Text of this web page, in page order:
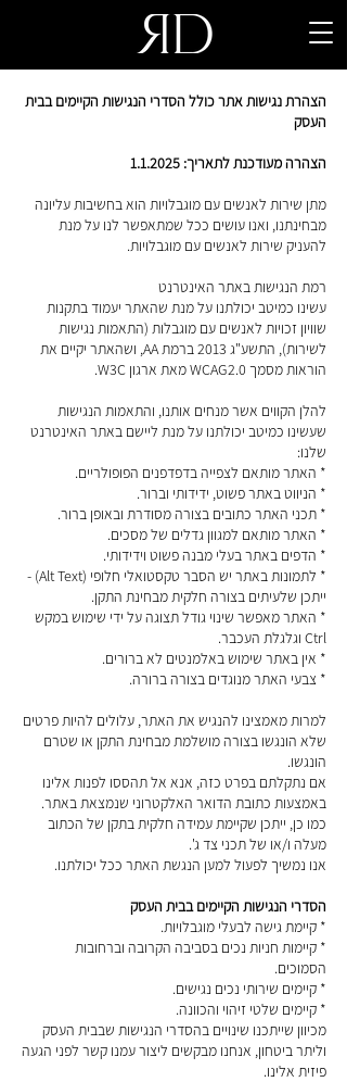
הצהרת נגישות אתר כולל הסדרי הנגישות הקיימים בבית
העסק
הצהרה מעודכנת לתאריך: 1.1.2025
מתן שירות לאנשים עם מוגבלויות הוא בחשיבות עליונה
מבחינתנו, ואנו עושים ככל שמתאפשר לנו על מנת
להעניק שירות לאנשים עם מוגבלויות.
רמת הנגישות באתר האינטרנט
עשינו כמיטב יכולתנו על מנת שהאתר יעמוד בתקנות
שוויון זכויות לאנשים עם מוגבלות (התאמות נגישות
לשירות), התשע"ג 2013 ברמת AA, ושהאתר יקיים את
הוראות מסמך WCAG2.0 מאת ארגון W3C.
​להלן הקווים אשר מנחים אותנו, והתאמות הנגישות
שעשינו כמיטב יכולתנו על מנת ליישם באתר האינטרנט
שלנו:
* האתר מותאם לצפייה בדפדפנים הפופולריים.
* הניווט באתר פשוט, ידידותי וברור.
* תכני האתר כתובים בצורה מסודרת ובאופן ברור.
* האתר מותאם למגוון גדלים של מסכים.
* הדפים באתר בעלי מבנה פשוט וידידותי.
* לתמונות באתר יש הסבר טקסטואלי חלופי (Alt Text) -
ייתכן שלעיתים בצורה חלקית מבחינת התקן.
* האתר מאפשר שינוי גודל תצוגה על ידי שימוש במקש
Ctrl וגלגלת העכבר.
* אין באתר שימוש באלמנטים לא ברורים.
* צבעי האתר מנוגדים בצורה ברורה.
למרות מאמצינו להנגיש את האתר, עלולים להיות פרטים
שלא הונגשו בצורה מושלמת מבחינת התקן או שטרם
הונגשו.
אם נתקלתם בפרט כזה, אנא אל תהססו לפנות אלינו
באמצעות כתובת הדואר האלקטרוני שנמצאת באתר.
כמו כן, ייתכן שקיימת עמידה חלקית בתקן של הכתוב
מעלה ו/או של תכני צד ג'.
אנו נמשיך לפעול למען הנגשת האתר ככל יכולתנו.
הסדרי הנגישות הקיימים בבית העסק
* קיימת גישה לבעלי מוגבלויות.
* קיימות חניות נכים בסביבה הקרובה וברחובות
הסמוכים.
* קיימים שירותי נכים נגישים.
* קיימים שלטי זיהוי והכוונה.
מכיוון שייתכנו שינויים בהסדרי הנגישות שבבית העסק
וליתר ביטחון, אנחנו מבקשים ליצור עמנו קשר לפני הגעה
פיזית אלינו.